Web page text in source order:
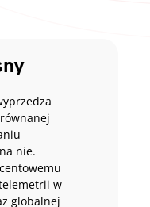
nie.
w
globalnej